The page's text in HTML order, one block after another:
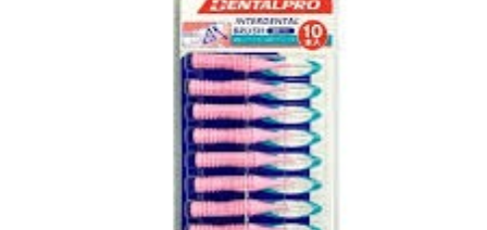
１．透過由恩沛科技股份有限公司提供之「AFTEE先享後付」服務完成之交
易，需依本服務之必要範圍內提供個人資料，並將交易相關給付款項請求債
權轉讓予恩沛科技股份有限公司。
２．關於個人資料處理事宜，請瀏覽以下網址：
https://aftee.tw/terms/#terms3
３．未成年的使用者請事先徵得法定代理人或監護人之同意方可使用
「AFTEE先享後付」，若未經同意申辦者引起之損失，本公司不負相關責
４．使用「AFTEE先享後付」時，將依據個別帳號之用戶狀況，依本公司即
時審查核予不同之上限額度；若仍有額度不足之情形，本公司將視審查結果